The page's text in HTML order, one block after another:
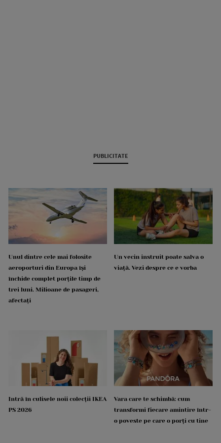
PUBLICITATE
Unul dintre cele mai folosite
aeroporturi din Europa își
închide complet porțile timp de
trei luni. Milioane de pasageri,
afectați
Un vecin instruit poate salva o
viață. Vezi despre ce e vorba
Intră în culisele noii colecții IKEA
PS 2026
Vara care te schimbă: cum
transformi fiecare amintire într-
o poveste pe care o porți cu tine